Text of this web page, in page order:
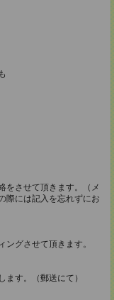
をさせて頂きます。（メ
際には記入を忘れずにお
ングさせて頂きます。
す。（郵送にて）